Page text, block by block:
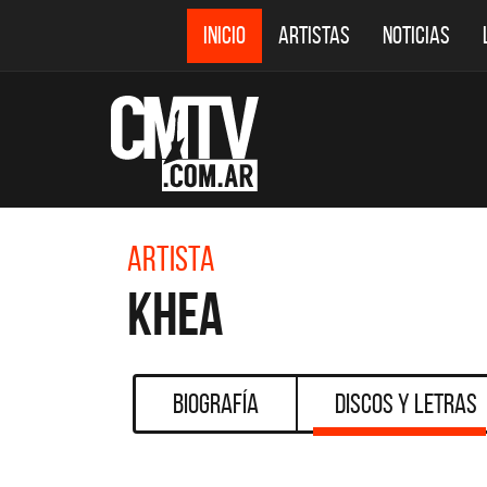
INICIO ARTISTAS NOTICIAS
Artista
Khea
Biografía Discos y Letras
DESTACADOS